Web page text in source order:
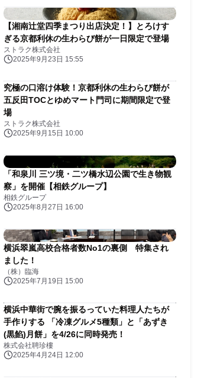
【湘南辻堂四季まつり出店決定！】とろけす
ぎる京都利休の生わらび餅が一日限定で登場
ストラク株式会社
2025年9月23日 15:55
究極の口溶け体験！京都利休の生わらび餅が
五反田TOCとゆめマート門司に期間限定で登
場
ストラク株式会社
2025年9月15日 10:00
「和泉川 三ツ境・二ツ橋水辺公園で生き物観
察」を開催【相鉄グループ】
相鉄グループ
2025年8月27日 16:00
横浜翠嵐高校合格者数No1の裏側 特集され
ました！
（株）臨海
2025年7月19日 15:00
横浜中華街で腕を振るっていた料理人たちが
手作りする 「冷凍グルメ5種類」と「あずき
(黒餡)月餅」を4/26に同時発売！
株式会社聘珍樓
2025年4月24日 12:00